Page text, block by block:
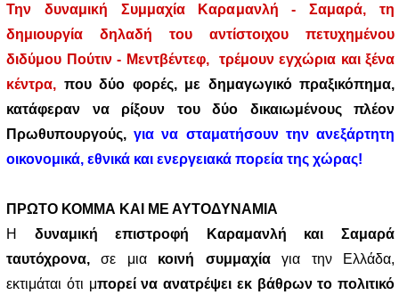
Την δυναμική Συμμαχία Καραμανλή - Σαμαρά, τη
δημιουργία δηλαδή του αντίστοιχου πετυχημένου
διδύμου Πούτιν - Μεντβέντεφ, τρέμουν εγχώρια και ξένα
κέντρα, που δύο φορές, με δημαγωγικό πραξικόπημα,
κατάφεραν να ρίξουν του δύο δικαιωμένους πλέον
Πρωθυπουργούς,για να σταματήσουν την ανεξάρτητη
οικονομικά, εθνικά και ενεργειακά πορεία της χώρας!
ΠΡΩΤΟ ΚΟΜΜΑ ΚΑΙ ΜΕ ΑΥΤΟΔΥΝΑΜΙΑ
Η δυναμική επιστροφή Καραμανλή και Σαμαρά
ταυτόχρονα, σε μια κοινή συμμαχίαγια την Ελλάδα,
εκτιμάται ότι μπορεί να ανατρέψει εκ βάθρων το πολιτικό